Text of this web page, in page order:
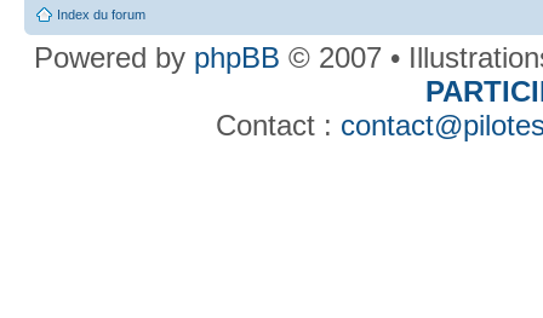
Index du forum
Powered by phpBB © 2007 •
Contact :